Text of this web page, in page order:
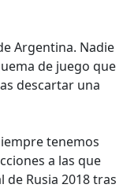
Argentina. Nadie
de juego que
descartar una
tenemos
a las que
Rusia 2018 tras